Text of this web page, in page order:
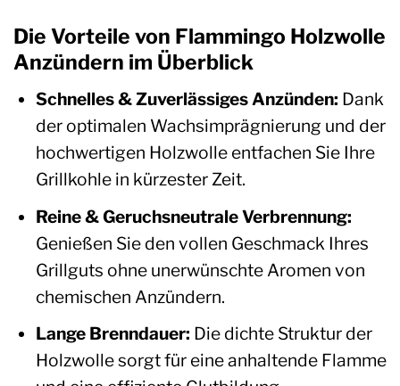
Die Vorteile von Flammingo Holzwolle
Anzündern im Überblick
Schnelles & Zuverlässiges Anzünden: Dank
der optimalen Wachsimprägnierung und der
hochwertigen Holzwolle entfachen Sie Ihre
Grillkohle in kürzester Zeit.
Reine & Geruchsneutrale Verbrennung:
Genießen Sie den vollen Geschmack Ihres
Grillguts ohne unerwünschte Aromen von
chemischen Anzündern.
Lange Brenndauer: Die dichte Struktur der
Holzwolle sorgt für eine anhaltende Flamme